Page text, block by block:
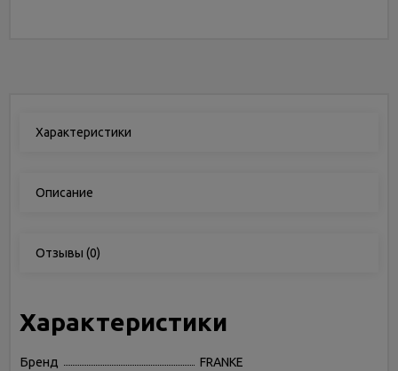
Характеристики
Описание
Отзывы (0)
Характеристики
Бренд FRANKE